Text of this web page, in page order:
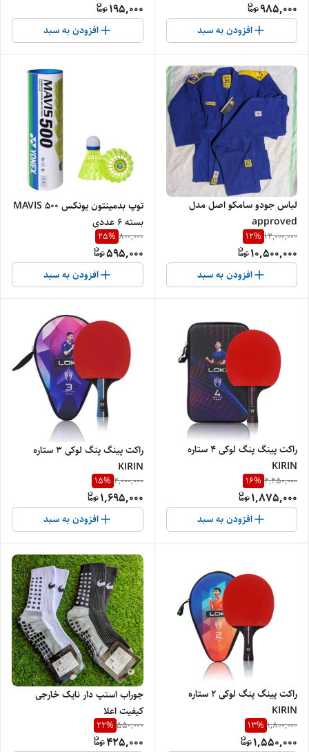
985,000
افزودن به سبد
195,000
افزودن به سبد
لباس جودو سامکو اصل مدل
approved
12,000,000
12%
10,500,000
افزودن به سبد
توپ بدمینتون یونکس MAVIS 500
بسته ۶ عددی
800,000
25%
595,000
افزودن به سبد
راکت پینگ پنگ لوکی ۴ ستاره
KIRIN
2,250,000
16%
1,875,000
افزودن به سبد
راکت پینگ پنگ لوکی ۳ ستاره
KIRIN
2,000,000
15%
1,695,000
افزودن به سبد
راکت پینگ پنگ لوکی ۲ ستاره
KIRIN
1,800,000
13%
1,550,000
جوراب استپ دار نایک خارجی
کیفیت اعلا
550,000
22%
425,000